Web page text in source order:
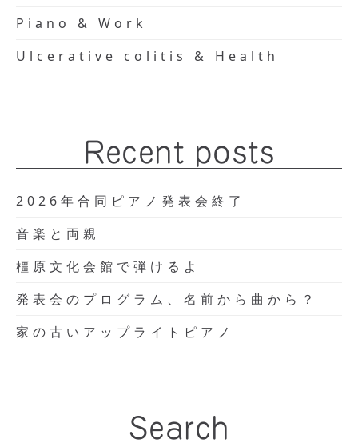
Piano & Work
Ulcerative colitis & Health
Recent posts
2026年合同ピアノ発表会終了
音楽と両親
橿原文化会館で弾けるよ
発表会のプログラム、名前から曲から？
家の古いアップライトピアノ
Search